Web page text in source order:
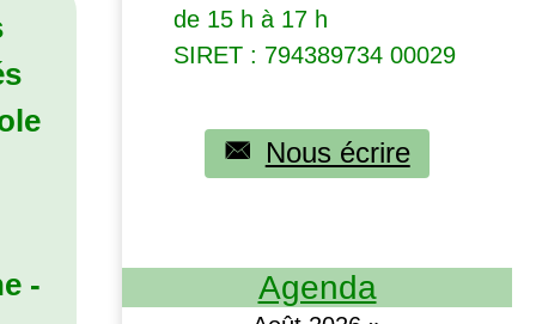
-
de 15 h à 17 h
SIRET : 794389734 00029
Nous écrire
Agenda